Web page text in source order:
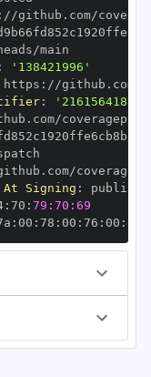
:
'138421996'
https :
:
'216156418'
Signing :
: 70 : 79:70:69
: 00 : 78 : 00 : 76 : 00 : dd